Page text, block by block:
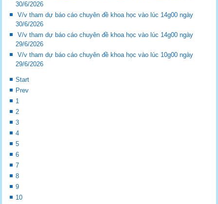
30/6/2026
V/v tham dự báo cáo chuyên đề khoa học vào lúc 14g00 ngày
30/6/2026
V/v tham dự báo cáo chuyên đề khoa học vào lúc 14g00 ngày
29/6/2026
V/v tham dự báo cáo chuyên đề khoa học vào lúc 10g00 ngày
29/6/2026
Start
Prev
1
2
3
4
5
6
7
8
9
10